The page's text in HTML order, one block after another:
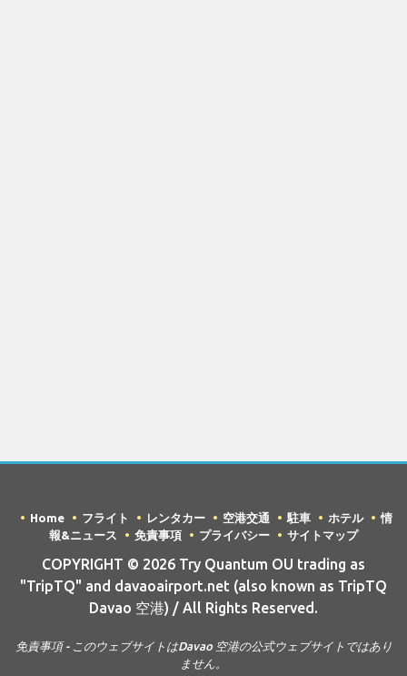
Home フライト レンタカー 空港交通 駐車 ホテル
情
報&ニュース
免責事項 プライバシー サイトマップ
COPYRIGHT © 2026 Try Quantum OU trading as
"TripTQ" and davaoairport.net (also known as TripTQ
Davao 空港) / All Rights Reserved.
免責事項 - このウェブサイトはDavao 空港の公式ウェブサイトではあり
ません。